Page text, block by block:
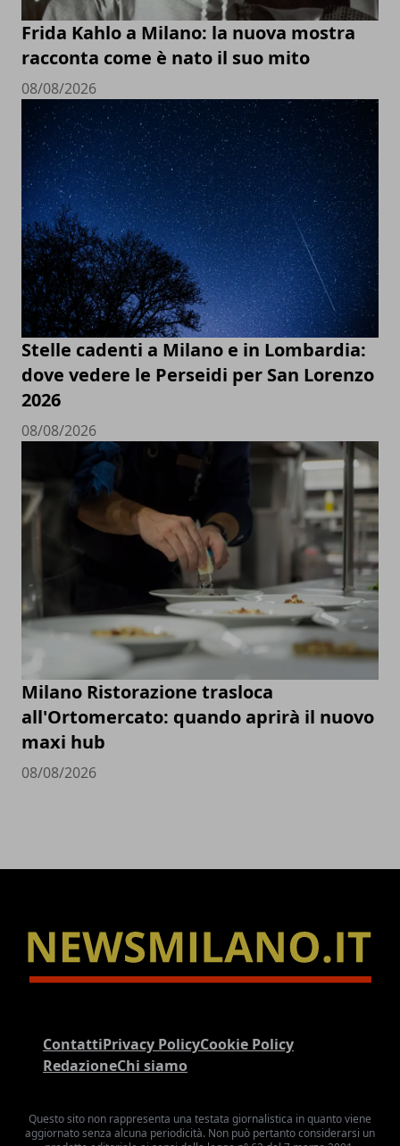
Frida Kahlo a Milano: la nuova mostra
racconta come è nato il suo mito
08/08/2026
Stelle cadenti a Milano e in Lombardia:
dove vedere le Perseidi per San Lorenzo
2026
08/08/2026
Milano Ristorazione trasloca
all'Ortomercato: quando aprirà il nuovo
maxi hub
08/08/2026
ContattiPrivacy PolicyCookie Policy
RedazioneChi siamo
Questo sito non rappresenta una testata giornalistica in quanto viene
aggiornato senza alcuna periodicità. Non può pertanto considerarsi un